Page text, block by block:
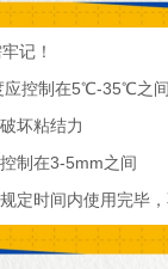
记！
应控制在5℃-35℃之间
坏粘结力
制在3-5mm之间
定时间内使用完毕